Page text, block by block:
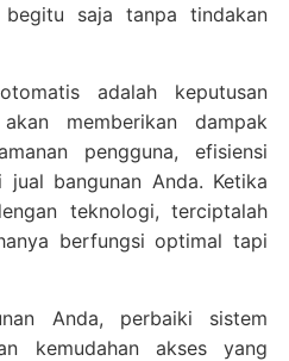
saja tanpa tindakan
adalah keputusan
memberikan dampak
pengguna, efisiensi
bangunan Anda. Ketika
teknologi, terciptalah
berfungsi optimal tapi
Anda, perbaiki sistem
kemudahan akses yang